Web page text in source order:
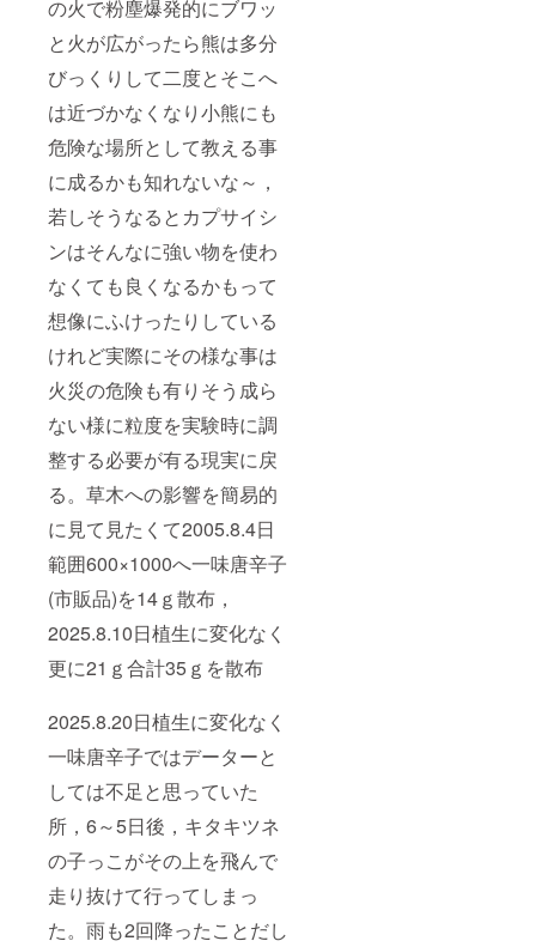
の火で粉塵爆発的にブワッ
と火が広がったら熊は多分
びっくりして二度とそこへ
は近づかなくなり小熊にも
危険な場所として教える事
に成るかも知れないな～，
若しそうなるとカプサイシ
ンはそんなに強い物を使わ
なくても良くなるかもって
想像にふけったりしている
けれど実際にその様な事は
火災の危険も有りそう成ら
ない様に粒度を実験時に調
整する必要が有る現実に戻
る。草木への影響を簡易的
に見て見たくて2005.8.4日
範囲600×1000へ一味唐辛子
(市販品)を14ｇ散布，
2025.8.10日植生に変化なく
更に21ｇ合計35ｇを散布
2025.8.20日植生に変化なく
一味唐辛子ではデーターと
しては不足と思っていた
所，6～5日後，キタキツネ
の子っこがその上を飛んで
走り抜けて行ってしまっ
た。雨も2回降ったことだし